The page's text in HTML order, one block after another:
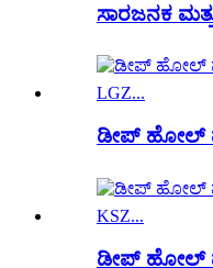
ಸಾರಜನಕ
ಡೀಪ್ ಹೋಲ್
ಡೀಪ್ ಹೋಲ್